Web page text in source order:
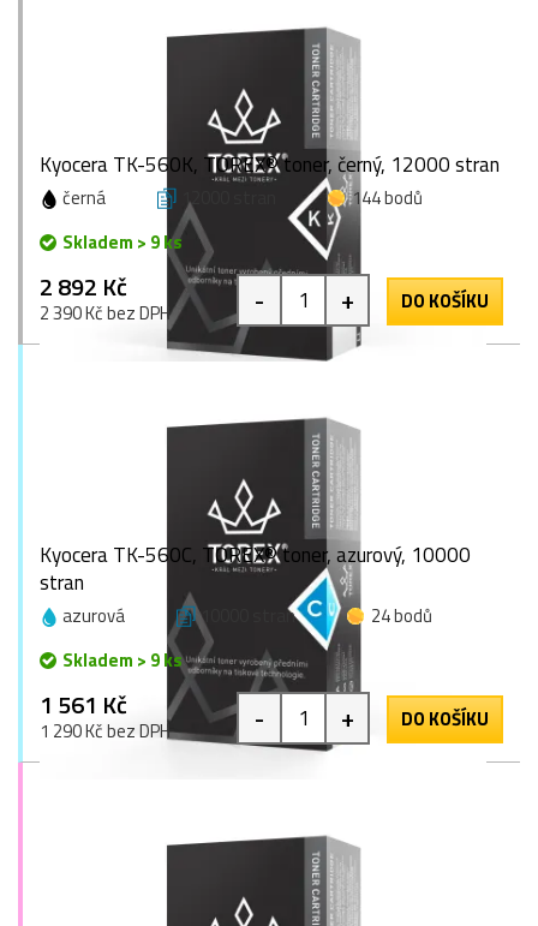
Kyocera TK-560K, TOREX® toner, černý, 12000 stran
černá 12000 stran
144 bodů
Skladem > 9 ks
2 892 Kč
2 390 Kč bez DPH - + DO KOŠÍKU
Kyocera TK-560C, TOREX® toner, azurový, 10000
stran
azurová 10000 stran
24 bodů
Skladem > 9 ks
1 561 Kč
1 290 Kč bez DPH - + DO KOŠÍKU